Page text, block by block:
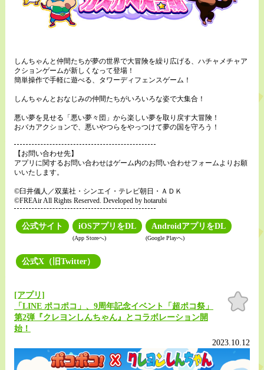
しんちゃんと仲間たちが夢の世界で大冒険を繰り広げる、ハチャメチャア
クションゲームが新しくなって登場！
簡単操作で手軽に遊べる、タワーディフェンスゲーム！
しんちゃんとおなじみの仲間たちがいろいろな姿で大集合！
悪い夢を見せる「悪い夢々団」から楽しい夢を取り戻す大冒険！
おバカアクションで、悪いやつらをやっつけて夢の国を守ろう！
【お問い合わせ先】
アプリに関するお問い合わせはゲーム内のお問い合わせフォームよりお願
いいたします。
©臼井儀人／双葉社・シンエイ・テレビ朝日・ＡＤＫ
©FREAir All Rights Reserved. Developed by hotarubi
公式サイト iOSアプリをDL
(App Storeへ)
AndroidアプリをDL
(Google Playへ)
公式X（旧Twitter）
[アプリ]
「LINE ポコポコ」、9周年記念イベント「超ポコ祭」
第2弾『クレヨンしんちゃん』とコラボレーション開
始！
お気
に入
2023.10.12